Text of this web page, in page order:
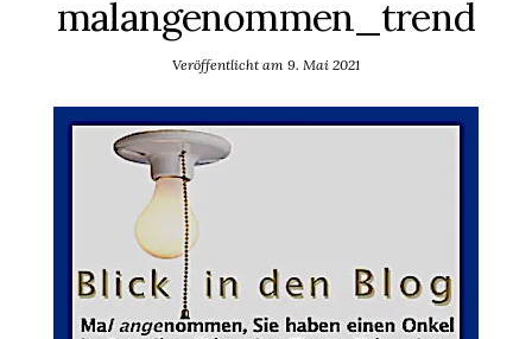
malangenommen_trend
Veröffentlicht am 9. Mai 2021